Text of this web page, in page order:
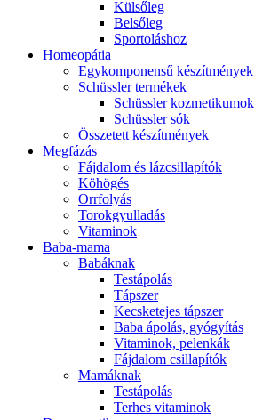
Külsőleg
Belsőleg
Sportoláshoz
Homeopátia
Egykomponensű készítmények
Schüssler termékek
Schüssler kozmetikumok
Schüssler sók
Összetett készítmények
Megfázás
Fájdalom és lázcsillapítók
Köhögés
Orrfolyás
Torokgyulladás
Vitaminok
Baba-mama
Babáknak
Testápolás
Tápszer
Kecsketejes tápszer
Baba ápolás, gyógyítás
Vitaminok, pelenkák
Fájdalom csillapítók
Mamáknak
Testápolás
Terhes vitaminok